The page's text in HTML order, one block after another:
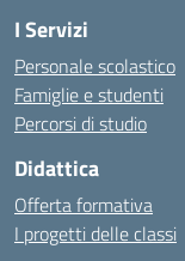
I Servizi
Personale scolastico
Famiglie e studenti
Percorsi di studio
Didattica
Offerta formativa
I progetti delle classi